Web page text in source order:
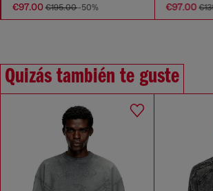
€97.00€195.00-50% €97.00
Quizás también te guste